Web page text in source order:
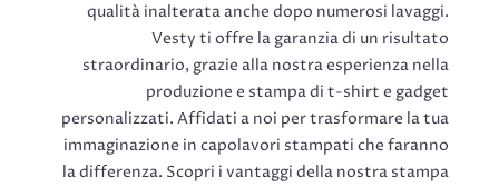
qualità inalterata anche dopo numerosi lavaggi.
Vesty ti offre la garanzia di un risultato
straordinario, grazie alla nostra esperienza nella
produzione e stampa di t-shirt e gadget
personalizzati. Affidati a noi per trasformare la tua
immaginazione in capolavori stampati che faranno
la differenza. Scopri i vantaggi della nostra stampa